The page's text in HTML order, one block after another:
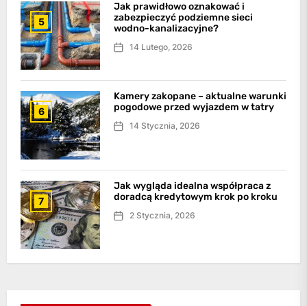
5
Jak prawidłowo oznakować i
zabezpieczyć podziemne sieci
wodno-kanalizacyjne?
14 Lutego, 2026
6
Kamery zakopane – aktualne warunki
pogodowe przed wyjazdem w tatry
14 Stycznia, 2026
7
Jak wygląda idealna współpraca z
doradcą kredytowym krok po kroku
2 Stycznia, 2026